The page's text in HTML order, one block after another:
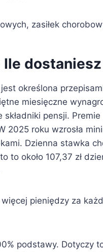
zasiłek
dostaniesz
określona
miesięczne
pensji.
roku wzrosła
Dzienna stawka
to około 107,37 zł
pieniędzy za
podstawy. Dotyczy